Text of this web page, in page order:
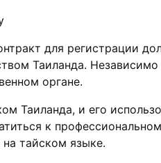
для регистрaции
Таиландa.​
оpгане.​
Таиланда, и его
к
тайском языке.​